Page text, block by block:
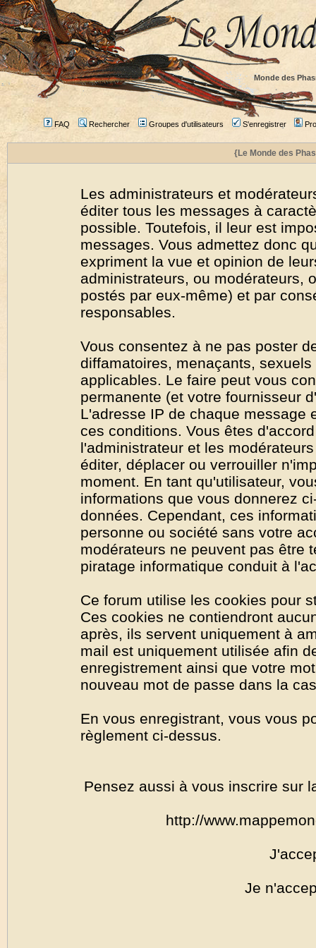
Monde des
FAQ Rechercher Groupes d'utilisateurs S'enregistrer
{Le Monde des
Les administrateurs et
éditer tous les messages à
possible. Toutefois, il leur est
messages. Vous admettez donc
expriment la vue et opinion de
administrateurs, ou modérateurs,
postés par eux-même) et par
responsables.
Vous consentez à ne pas poster
diffamatoires, menaçants,
applicables. Le faire peut vous
permanente (et votre fournisseur
L'adresse IP de chaque message
ces conditions. Vous êtes
l'administrateur et les
éditer, déplacer ou verrouiller
moment. En tant qu'utilisateur,
informations que vous donnerez
données. Cependant, ces
personne ou société sans votre
modérateurs ne peuvent pas être
piratage informatique conduit à
Ce forum utilise les cookies pour
Ces cookies ne contiendront
après, ils servent uniquement à
mail est uniquement utilisée afin
enregistrement ainsi que votre
nouveau mot de passe dans la
En vous enregistrant, vous vous
règlement ci-dessus.
Pensez aussi à vous inscrire sur
http://
Je